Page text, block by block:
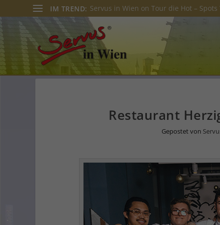
IM TREND: Servus in Wien on Tour die Hot – Spots
Restaurant
Gepostet von